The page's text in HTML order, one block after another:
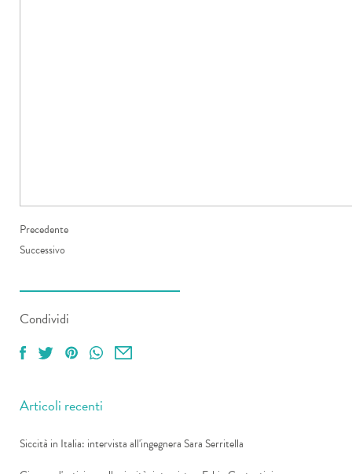
Precedente
Successivo
Condividi
Articoli recenti
Siccità in Italia: intervista all'ingegnera Sara Serritella